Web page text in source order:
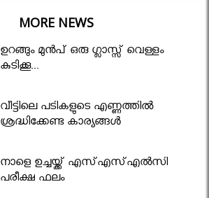
MORE NEWS
ഉറങ്ങും മുന്‍പ് ഒരു ഗ്ലാസ്സ് വെള്ളം
കുടിക്കൂ...
വീട്ടിലെ പടികളുടെ എണ്ണത്തിൽ
ശ്രദ്ധിക്കേണ്ട കാര്യങ്ങൾ
നാളെ ഉച്ചയ്ക്ക് എസ്എസ്എല്‍സി
പരീക്ഷ ഫലം